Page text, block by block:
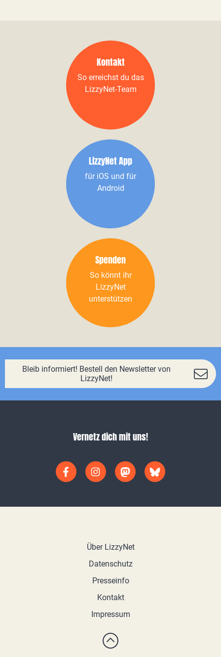
Kontakt
So erreichst du das
LizzyNet-Team
LizzyNet App
für iOS und für
Android
Spenden
So könnt ihr
LizzyNet
unterstützen
Bleib informiert! Bestell den Newsletter von
LizzyNet!
Vernetz dich mit uns!
Über LizzyNet
Datenschutz
Presseinfo
Kontakt
Impressum